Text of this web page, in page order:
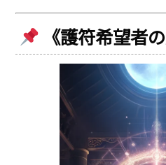
《護符希望者